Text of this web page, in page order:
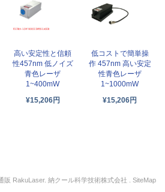
高い安定性と信頼
性457nm 低ノイズ
青色レーザ
1~400mW
¥15,206円
低コストで簡単操
作 457nm 高い安定
性青色レーザ
1~1000mW
¥15,206円
販 RakuLaser. 納クール科学技術株式会社 . SiteMap